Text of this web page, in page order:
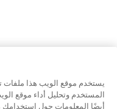
يستخدم موقع الويب هذا ملفات
المستخدم وتحليل أداء موقع
أيضًا المعلومات حول